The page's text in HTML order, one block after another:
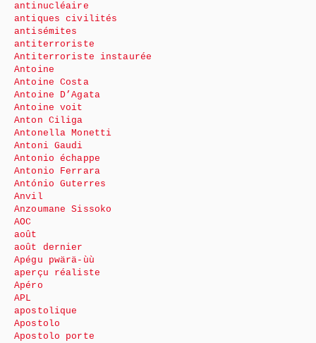
antinucléaire
antiques civilités
antisémites
antiterroriste
Antiterroriste instaurée
Antoine
Antoine Costa
Antoine D’Agata
Antoine voit
Anton Ciliga
Antonella Monetti
Antoni Gaudi
Antonio échappe
Antonio Ferrara
António Guterres
Anvil
Anzoumane Sissoko
AOC
août
août dernier
Apégu pwärä-ùù
aperçu réaliste
Apéro
APL
apostolique
Apostolo
Apostolo porte